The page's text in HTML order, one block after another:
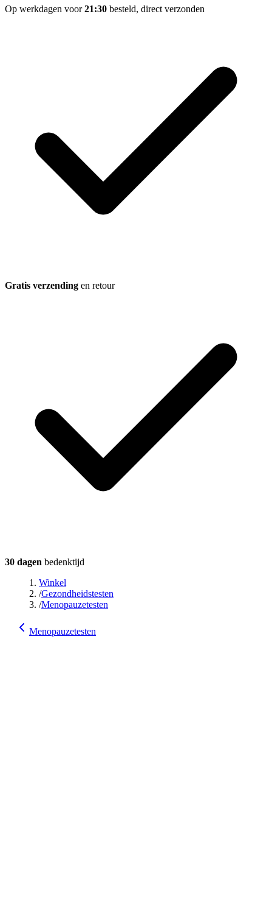
Op werkdagen voor21:30 besteld, direct verzonden
Gratis verzending en retour
30 dagen bedenktijd
Winkel
/Gezondheidstesten
/Menopauzetesten
Menopauzetesten